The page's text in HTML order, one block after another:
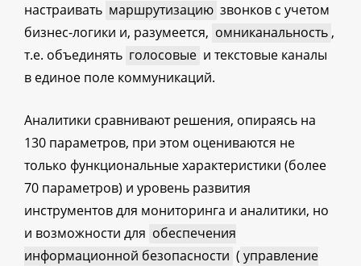
настраивать маршрутизацию звонков с учетом
бизнес-логики и, разумеется, омниканальность ,
т.е. объединять голосовые и текстовые каналы
в единое поле коммуникаций.
Аналитики сравнивают решения, опираясь на
130 параметров, при этом оцениваются не
только функциональные характеристики (более
70 параметров) и уровень развития
инструментов для мониторинга и аналитики, но
и возможности для обеспечения
информационной безопасности ( управление